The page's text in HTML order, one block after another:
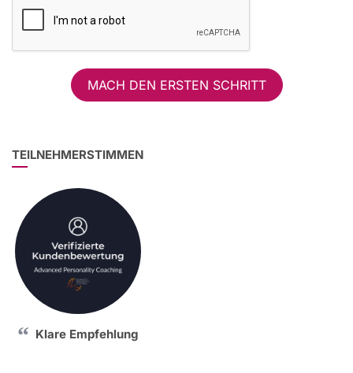
MACH DEN ERSTEN SCHRITT
TEILNEHMERSTIMMEN
Klare Empfehlung